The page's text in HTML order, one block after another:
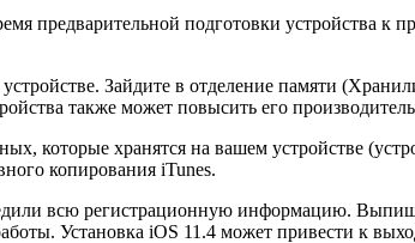
предварительной подготовки устройства
Зайдите в отделение памяти
также может повысить его
которые хранятся на вашем устройстве
копирования iTunes.
всю регистрационную информацию.
Установка iOS 11.4 может привести к